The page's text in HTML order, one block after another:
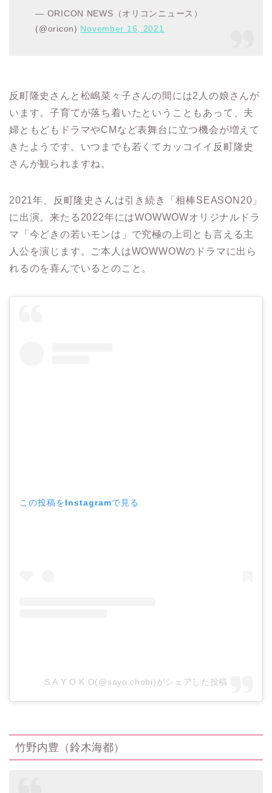
— ORICON NEWS（オリコンニュース）
(@oricon) November 16, 2021
反町隆史さんと松嶋菜々子さんの間には2人の娘さんが
います。子育てが落ち着いたということもあって、夫
婦ともどもドラマやCMなど表舞台に立つ機会が増えて
きたようです。いつまでも若くてカッコイイ反町隆史
さんが観られますね。
2021年、反町隆史さんは引き続き「相棒SEASON20」
に出演。来たる2022年にはWOWWOWオリジナルドラ
マ「今どきの若いモンは」で究極の上司とも言える主
人公を演じます。ご本人はWOWWOWのドラマに出ら
れるのを喜んでいるとのこと。
この投稿をInstagramで見る
S A Y O K O(@sayo.chobi)がシェアした投稿
竹野内豊（鈴木海都）